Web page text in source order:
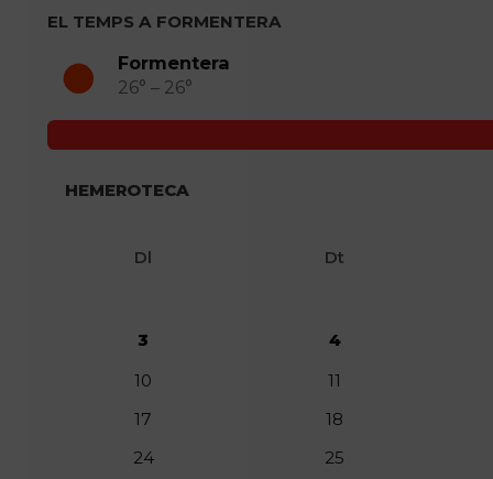
EL TEMPS A FORMENTERA
Formentera
26° – 26°
HEMEROTECA
Dl Dt
3
4
10
11
17
18
24
25